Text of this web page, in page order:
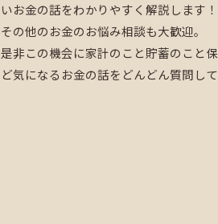
いお金の話をわかりやすく解説します！
その他のお金のお悩み相談も大歓迎。
是非この機会に家計のこと貯蓄のこと
ど気になるお金の話をどんどん質問して